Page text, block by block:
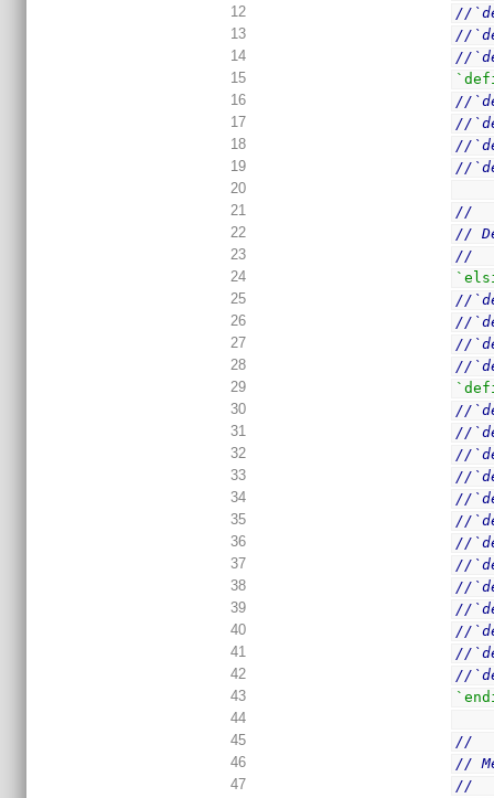
12
//
13
//
14
//
15
16
//
17
//
18
//
19
//
20
21
//
22
//
23
//
24
25
//
26
//
27
//
28
//
29
30
//
31
//
32
//
33
//
34
//
35
//
36
//
37
//
38
//
39
//
40
//
41
//
42
//
43
44
45
//
46
//
47
//